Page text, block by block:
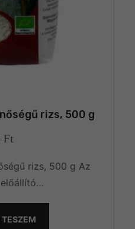
rizs, 500 g
Ft
rizs, 500 g Az
TESZEM